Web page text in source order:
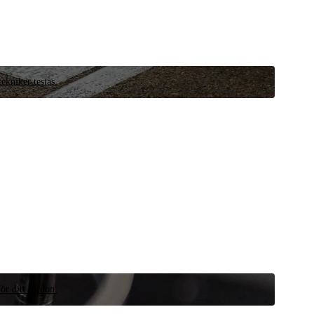
testas.
ditt fordon.